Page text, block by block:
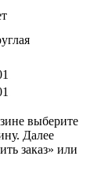
выберите
Далее
заказ» или